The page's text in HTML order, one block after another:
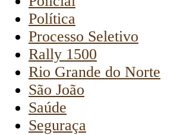
Política
Processo Seletivo
Rally 1500
Rio Grande do Norte
São João
Saúde
Seguraça